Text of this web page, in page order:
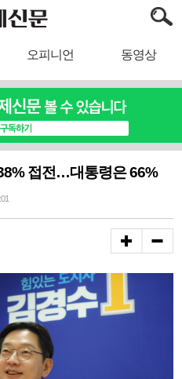
오피니언 동영상
접전…대통령은 66%